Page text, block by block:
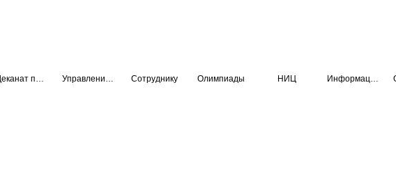
Сотруднику Олимпиады НИЦ